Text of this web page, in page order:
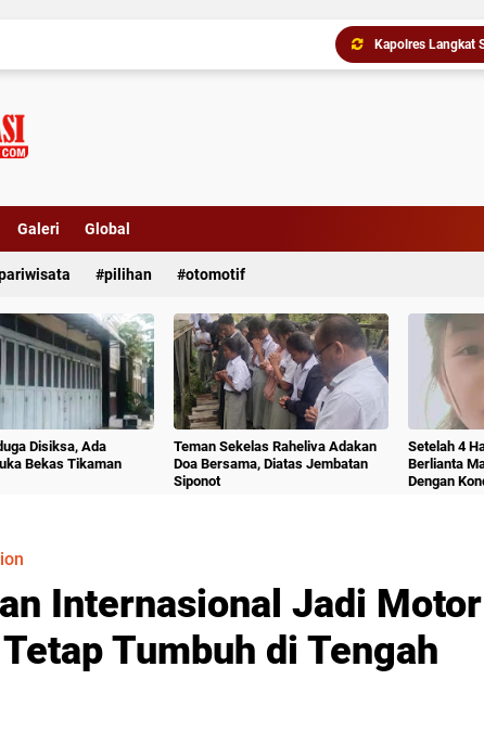
Komisi D
Galeri Global
pilihan otomotif
Disiksa, Ada
Bekas Tikaman
Teman Sekelas Raheliva Adakan
Doa Bersama, Diatas Jembatan
Siponot
Setelah 4
Berlianta
Dengan
Internasional Jadi Motor
Tumbuh di Tengah